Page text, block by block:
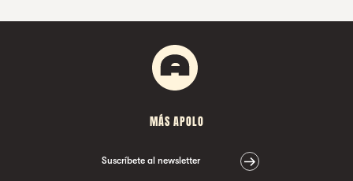
MÁS APOLO
Suscríbete al newsletter